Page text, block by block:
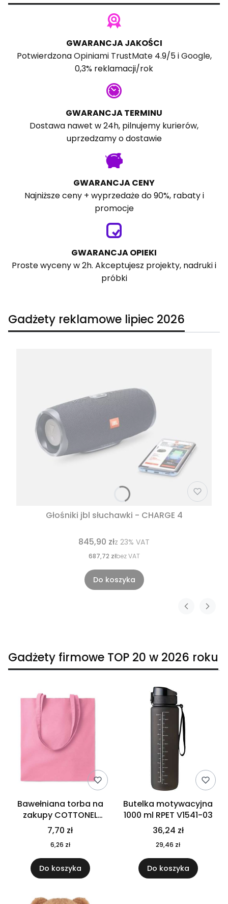
GWARANCJA JAKOŚCI
PotwierdzonaOpiniami TrustMate4.9/5 iGoogle,
0,3% reklamacji/rok
GWARANCJA TERMINU
Dostawa nawet w 24h, pilnujemy kurierów,
uprzedzamy o dostawie
GWARANCJA CENY
Najniższe ceny + wyprzedaże do 90%, rabaty i
promocje
GWARANCJA OPIEKI
Proste wyceny w 2h. Akceptujesz projekty, nadruki i
próbki
Gadżety reklamowe lipiec 2026
Głośniki jbl słuchawki - CHARGE 4
845,90 złz 23% VAT
687,72 złbez VAT
Do koszyka
Gadżety firmowe TOP 20 w 2026 roku
Bawełniana torba na
zakupy COTTONEL
COLOUR++ MO9846-11
7,70 zł
6,26 zł
Do koszyka
Butelka motywacyjna
1000 ml RPET V1541-03
36,24 zł
29,46 zł
Do koszyka